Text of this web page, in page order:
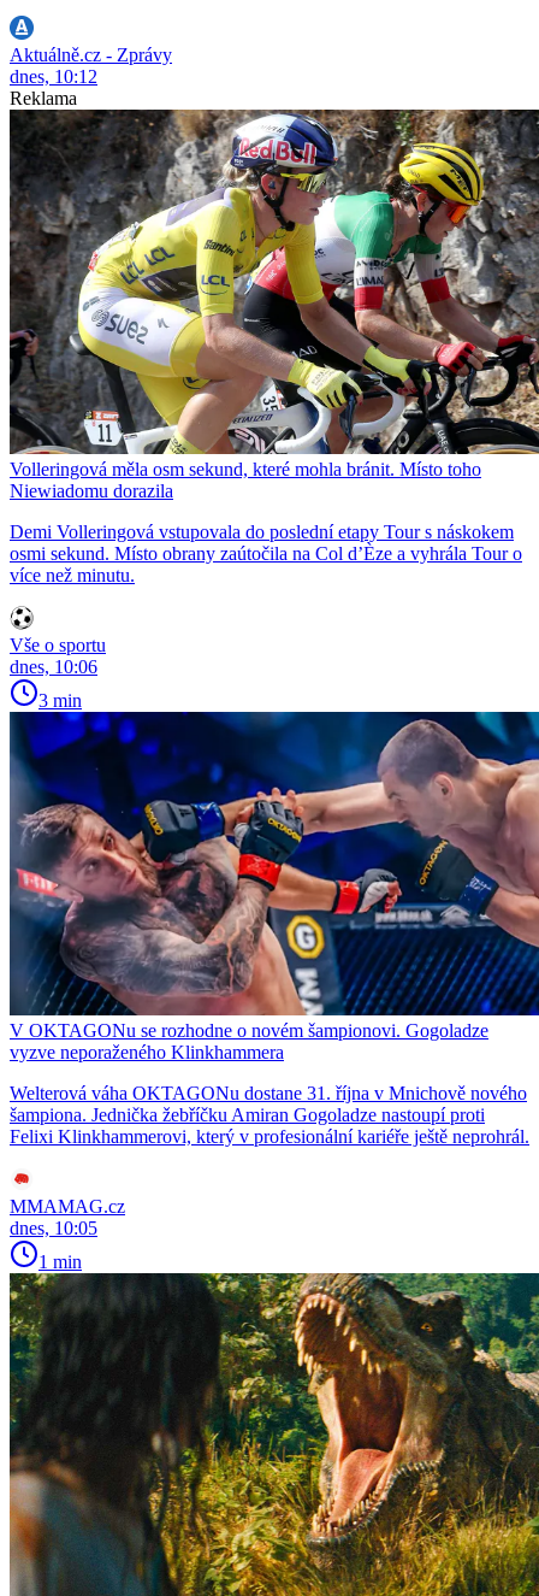
Aktuálně.cz - Zprávy
dnes, 10:12
Reklama
Volleringová měla osm sekund, které mohla bránit. Místo toho
Niewiadomu dorazila
Demi Volleringová vstupovala do poslední etapy Tour s náskokem
osmi sekund. Místo obrany zaútočila na Col d’Èze a vyhrála Tour o
více než minutu.
Vše o sportu
dnes, 10:06
3 min
V OKTAGONu se rozhodne o novém šampionovi. Gogoladze
vyzve neporaženého Klinkhammera
Welterová váha OKTAGONu dostane 31. října v Mnichově nového
šampiona. Jednička žebříčku Amiran Gogoladze nastoupí proti
Felixi Klinkhammerovi, který v profesionální kariéře ještě neprohrál.
MMAMAG.cz
dnes, 10:05
1 min